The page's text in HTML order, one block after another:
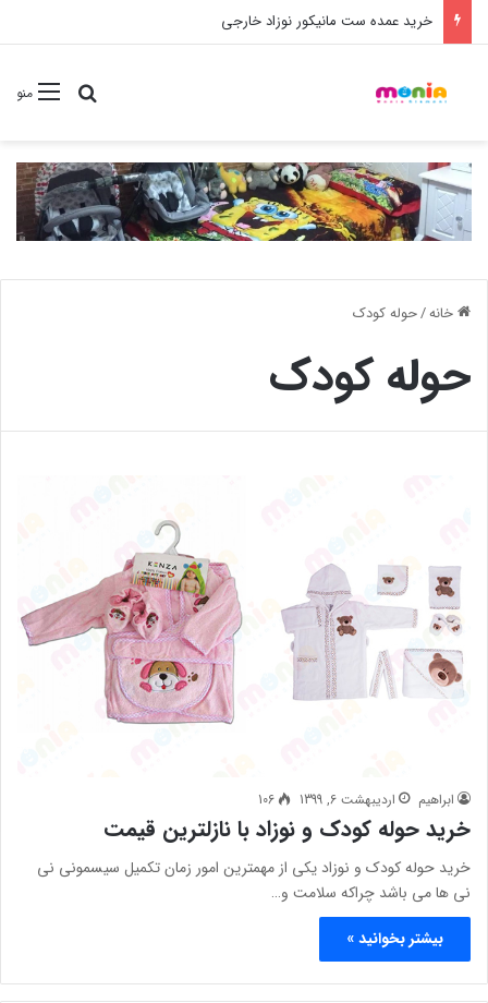
خرید شامپو سر و بدن 500 میل کودک موستلا
منوجستجو
خانه/حوله کودک
حوله کودک
ابراهیم اردیبهشت 6, 1399 106
خرید حوله کودک و نوزاد با نازلترین قیمت
خرید حوله کودک و نوزاد یکی از مهمترین امور زمان تکمیل سیسمونی نی
نی ها می باشد چراکه سلامت و…
بیشتر بخوانید »